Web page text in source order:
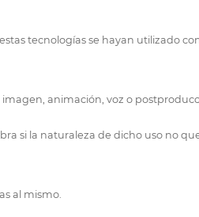
tecnologías se hayan utilizado
animación, voz o
si la naturaleza de dicho uso no
al mismo.